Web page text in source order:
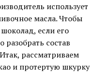
использует
масла. Чтобы
если его
разобрать состав
рассматриваем
и протертую шкурку